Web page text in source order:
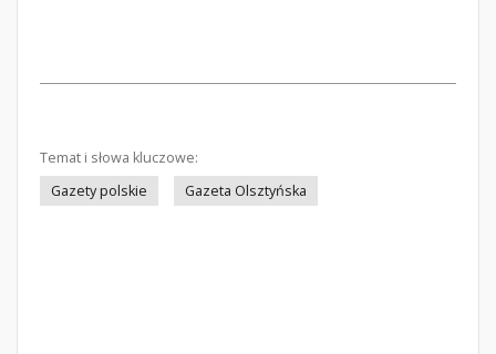
Temat i słowa kluczowe:
Gazety polskie
Gazeta Olsztyńska